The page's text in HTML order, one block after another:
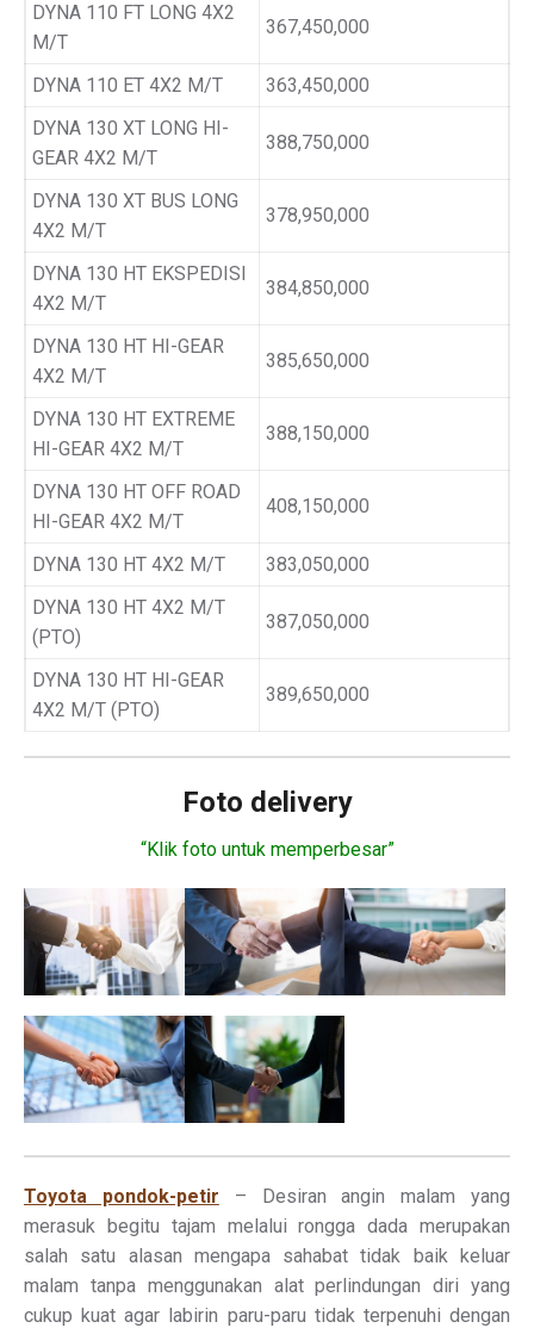
DYNA 110 FT LONG 4X2
M/T
367,450,000
DYNA 110 ET 4X2 M/T
363,450,000
DYNA 130 XT LONG HI-
GEAR 4X2 M/T
388,750,000
DYNA 130 XT BUS LONG
4X2 M/T
378,950,000
DYNA 130 HT EKSPEDISI
4X2 M/T
384,850,000
DYNA 130 HT HI-GEAR
4X2 M/T
385,650,000
DYNA 130 HT EXTREME
HI-GEAR 4X2 M/T
388,150,000
DYNA 130 HT OFF ROAD
HI-GEAR 4X2 M/T
408,150,000
DYNA 130 HT 4X2 M/T
383,050,000
DYNA 130 HT 4X2 M/T
(PTO)
387,050,000
DYNA 130 HT HI-GEAR
4X2 M/T (PTO)
389,650,000
Foto delivery
“Klik foto untuk memperbesar”
Toyota pondok-petir – Desiran angin malam yang
merasuk begitu tajam melalui rongga dada merupakan
salah satu alasan mengapa sahabat tidak baik keluar
malam tanpa menggunakan alat perlindungan diri yang
cukup kuat agar labirin paru-paru tidak terpenuhi dengan